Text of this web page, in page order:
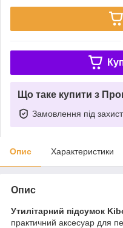
Що таке купити з
Замовлення під
Опис Характеристики
Опис
Утилітарний підсумок
практичний аксесуар для